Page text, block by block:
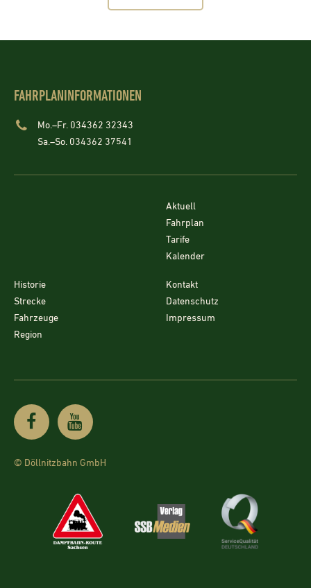
FAHRPLANINFORMATIONEN
Mo.–Fr. 034362 32343
Sa.–So. 034362 37541
Aktuell
Fahrplan
Tarife
Kalender
Historie
Strecke
Fahrzeuge
Region
Kontakt
Datenschutz
Impressum
© Döllnitzbahn GmbH